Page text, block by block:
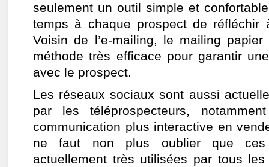
seulement un outil simple et
temps à chaque prospect de réfléchir
Voisin de l’e-mailing, le mailing
méthode très efficace pour garantir
avec le prospect.
Les réseaux sociaux sont aussi
par les téléprospecteurs,
communication plus interactive en
ne faut non plus oublier que ces
actuellement très utilisées par tous